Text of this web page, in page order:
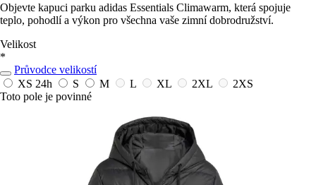
Objevte kapuci parku adidas Essentials Climawarm, která spojuje
teplo, pohodlí a výkon pro všechna vaše zimní dobrodružství.
Velikost
*
Průvodce velikostí
XS 24h S M L XL 2XL
2XS
Toto pole je povinné